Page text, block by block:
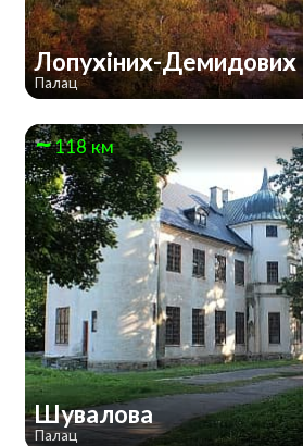
Лопухіних-Демидових
Палац
118 км
Шувалова
Палац